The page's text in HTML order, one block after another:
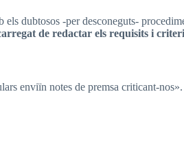
dubtosos -per desconeguts-
de redactar els requisits i
enviïn notes de premsa criticant-